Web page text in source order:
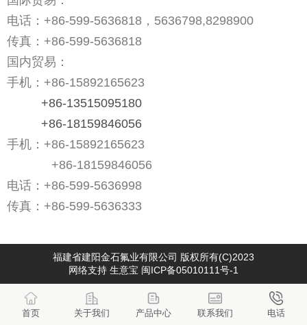
电话：+86-599-5636818， 5636798,8298900
传真： +86-599-5636818
国内贸易：
手机： +86-15892165623
+86-13515095180
+86-18159846056
手机： +86-15892165623
+86-18159846056
电话： +86-599-5636998
传真： +86-599-5636333
福建省建阳金石氟业有限公司 版权所有(C)2023
网络支持 生意宝 闽ICP备05010111号-1
首页 关于我们 产品中心 联系我们 电话